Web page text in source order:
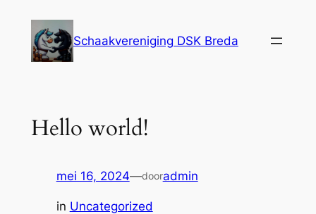
Schaakvereniging DSK Breda
Hello world!
mei 16, 2024—dooradmin
in Uncategorized